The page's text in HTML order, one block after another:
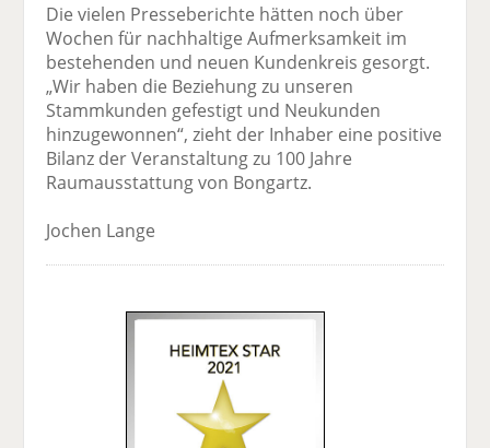
Die vielen Presseberichte hätten noch über
Wochen für nachhaltige Aufmerksamkeit im
bestehenden und neuen Kundenkreis gesorgt.
„Wir haben die Beziehung zu unseren
Stammkunden gefestigt und Neukunden
hinzugewonnen“, zieht der Inhaber eine positive
Bilanz der Veranstaltung zu 100 Jahre
Raumausstattung von Bongartz.
Jochen Lange